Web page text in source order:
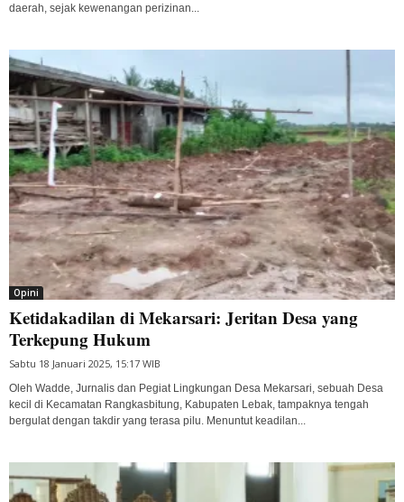
daerah, sejak kewenangan perizinan...
Opini
Ketidakadilan di Mekarsari: Jeritan Desa yang
Terkepung Hukum
Sabtu 18 Januari 2025, 15:17 WIB
Oleh Wadde, Jurnalis dan Pegiat Lingkungan Desa Mekarsari, sebuah Desa
kecil di Kecamatan Rangkasbitung, Kabupaten Lebak, tampaknya tengah
bergulat dengan takdir yang terasa pilu. Menuntut keadilan...